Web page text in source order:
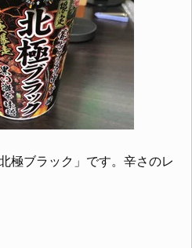
極ブラック」です。辛さのレ